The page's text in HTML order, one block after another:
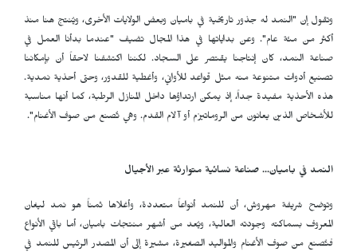
وتقول إن "النمد له جذور تاريخية في باميان وبعض الولايات الأخرى، ويُنتج هنا منذ
أكثر من مئة عام". وعن بداياتها في هذا المجال تضيف "عندما بدأنا العمل في
صناعة النمد، كان إنتاجنا يقتصر على السجاد. لكننا اكتشفنا لاحقاً أن بإمكاننا
تصنيع أدوات متنوعة منه مثل قواعد للأواني، وأغطية للقدور، وحتى أحذية نمدية.
هذه الأحذية مفيدة جداً، إذ يمكن ارتداؤها داخل المنازل الرطبة، كما أنها مناسبة
للأشخاص الذين يعانون من الروماتيزم أو آلام القدم. وهي تُصنع من صوف الأغنام".
النمد في باميان... صناعة نسائية متوارثة عبر الأجيال
وتوضح شريفة مهروش، أن للنمد أنواعاً متعددة، وأغلاها ثمناً هو نمد ليغان
المعروف بسماكته وجودته العالية، ويُعد من أشهر منتجات باميان، أما باقي الأنواع
فتُصنع من صوف الأغنام والمواليد الصغيرة، مشيرة إلى أن المصدر الرئيس للنمد في